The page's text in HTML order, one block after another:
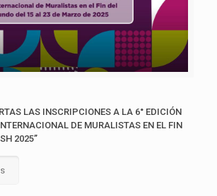
LAS INSCRIPCIONES A LA 6° EDICIÓN
DE MURALISTAS EN EL FIN
2025”